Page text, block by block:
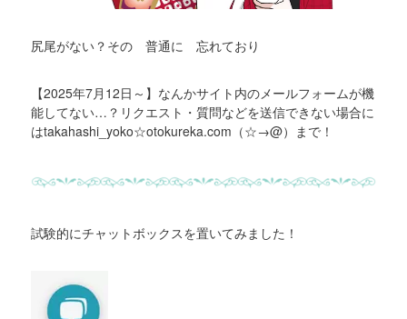
尻尾がない？その 普通に 忘れており
【2025年7月12日～】なんかサイト内のメールフォームが機
能してない…？リクエスト・質問などを送信できない場合に
はtakahashi_yoko☆otokureka.com（☆→@）まで！
試験的にチャットボックスを置いてみました！